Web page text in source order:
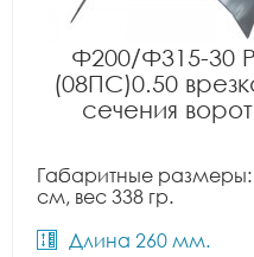
Ф200/Ф315-30
(08ПС)0.50
сечения
Габаритные размеры:
см, вес 338 гр.
Длина 260 мм.